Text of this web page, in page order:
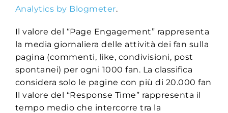
Analytics by Blogmeter.
Il valore del “Page Engagement” rappresenta
la media giornaliera delle attività dei fan sulla
pagina (commenti, like, condivisioni, post
spontanei) per ogni 1000 fan. La classifica
considera solo le pagine con più di 20.000 fan
Il valore del “Response Time” rappresenta il
tempo medio che intercorre tra la